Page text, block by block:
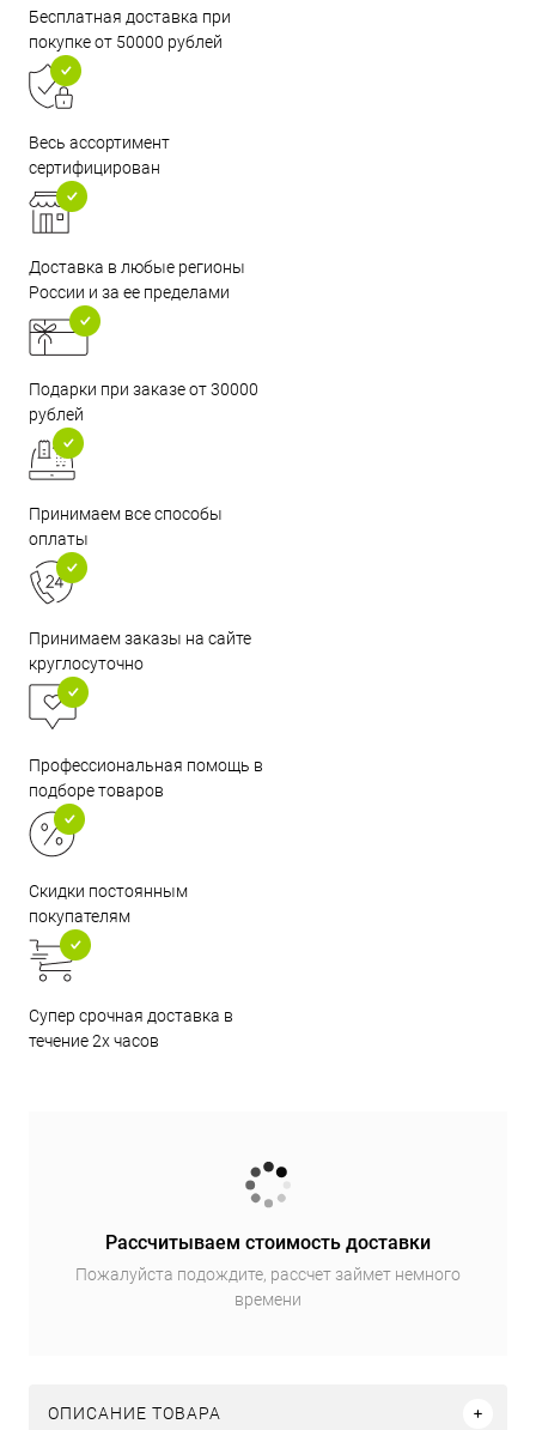
Бесплатная доставка при
покупке от 50000 рублей
Весь ассортимент
сертифицирован
Доставка в любые регионы
России и за ее пределами
Подарки при заказе от 30000
рублей
Принимаем все способы
оплаты
Принимаем заказы на сайте
круглосуточно
Профессиональная помощь в
подборе товаров
Скидки постоянным
покупателям
Супер срочная доставка в
течение 2х часов
Рассчитываем стоимость доставки
Пожалуйста подождите, рассчет займет немного
времени
ОПИСАНИЕ ТОВАРА